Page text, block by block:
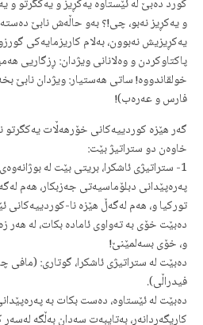
كورد ده‌بێ له‌ ئێستاوه‌ یه‌كڕیز و یه‌كگرتو و
و یه‌كڕیز نه‌بو، چی!؟ به‌و حاڵه‌ش نابێ
یه‌كڕیزیش نه‌بوون، به‌لام كاریزمایه‌كی
پاكتاوكردن و وه‌لانانی ویژدان: ڕزگاریی
خولقاندووه‌! ساتی هه‌ستیار: ویژدان نابێ
فارس و عه‌ره‌ب)!
گه‌ر هێزه‌ كوردییه‌كانی خۆرهه‌ڵات یه‌كگر‌تو
خاوه‌ن دو ستراتیژ بێت:
1- ستراتیژی ئاشكرا، بریتی بێت له‌
په‌ره‌پێدانی دبلۆماسیه‌تی جه‌زبكار، هه‌م
توركیا و، هه‌م له‌گه‌ڵ هێزه‌ نا-كوردییه‌كانی
ده‌بێت خۆی به‌ ته‌واوی ئاماده‌ بكات، له‌ هه‌ر
و، خۆی بسه‌لمێنێ!
ده‌بێت له‌ ستراتیژی ئاشكرا، گوتاری:
فیدراڵی).
ده‌بێت له‌ ئێستاوه‌، ده‌ست بكات به‌
كاریگه‌ردانه‌ر، به‌تایبه‌ت سه‌دان به‌ڵگه‌